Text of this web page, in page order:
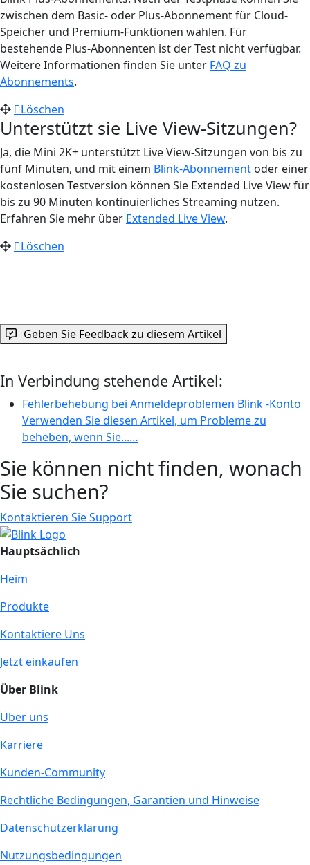
zwischen dem Basic- oder Plus-Abonnement für Cloud-
Speicher und Premium-Funktionen wählen. Für
bestehende Plus-Abonnenten ist der Test nicht verfügbar.
Weitere Informationen finden Sie unter FAQ zu
Abonnements.
Löschen
Unterstützt sie Live View-Sitzungen?
Ja, die Mini 2K+ unterstützt Live View-Sitzungen von bis zu
fünf Minuten, und mit einem Blink-Abonnement oder einer
kostenlosen Testversion können Sie Extended Live View für
bis zu 90 Minuten kontinuierliches Streaming nutzen.
Erfahren Sie mehr über Extended Live View.
Löschen
Geben Sie Feedback zu diesem Artikel
In Verbindung stehende Artikel:
Fehlerbehebung bei Anmeldeproblemen Blink -Konto
Verwenden Sie diesen Artikel, um Probleme zu
beheben, wenn Sie...…
Sie können nicht finden, wonach
Sie suchen?
Kontaktieren Sie Support
Hauptsächlich
Heim
Produkte
Kontaktiere Uns
Jetzt einkaufen
Über Blink
Über uns
Karriere
Kunden-Community
Rechtliche Bedingungen, Garantien und Hinweise
Datenschutzerklärung
Nutzungsbedingungen